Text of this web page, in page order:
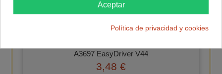
Comprar
A3697 EasyDriver V44
3,48 €
Aceptar
Política de privacidad y cookies